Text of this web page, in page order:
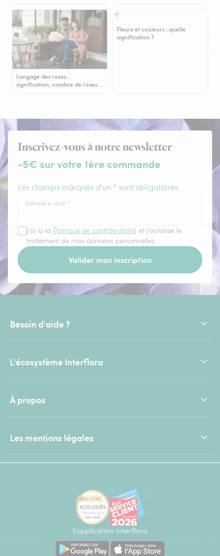
Langage des roses :
signification, nombre de roses…
Fleurs et couleurs : quelle
signification ?
Inscrivez-vous à notre newsletter
-5€ sur votre 1ère commande
Les champs marqués d'un * sont obligatoires.
Adresse e-mail *
J'ai lu la Politique de confidentialité et j'autorise le
traitement de mes données personnelles.
Valider mon inscription
Besoin d'aide ?
L'écosystème Interflora
À propos
Les mentions légales
L'application Interflora